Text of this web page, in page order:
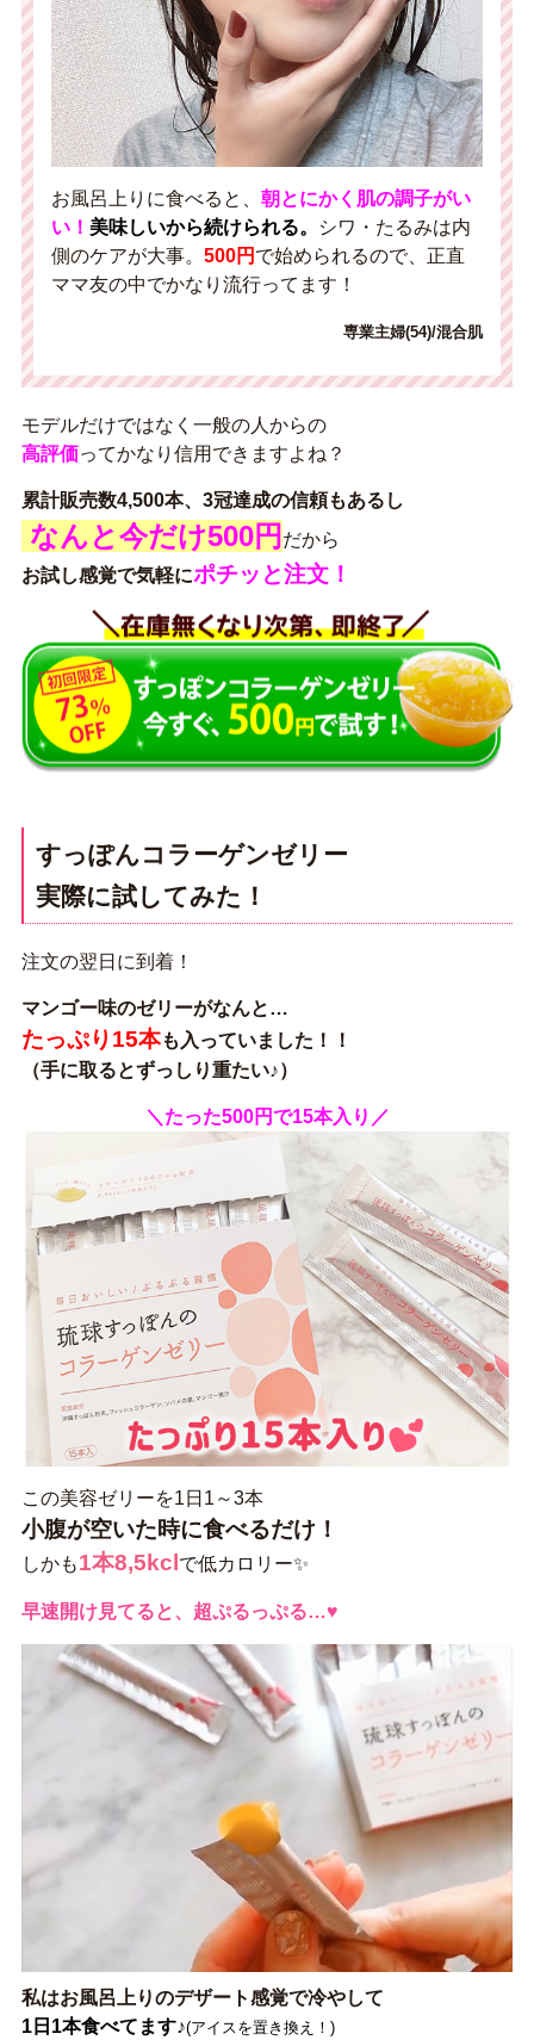
お風呂上りに食べると、 朝とにかく肌の調子がい
い！ 美味しいから続けられる。
シワ・たるみは内
側のケアが大事。 500円 で始められるので、正直
ママ友の中でかなり流行ってます！
専業主婦(54)/混合肌
モデルだけではなく一般の人からの
高評価ってかなり信用できますよね？
累計販売数4,500本、3冠達成の信頼もあるし
なんと今だけ500円 だから
お試し感覚で気軽にポチッと注文！
すっぽんコラーゲンゼリー
実際に試してみた！
注文の翌日に到着！
マンゴー味のゼリーがなんと…
たっぷり15本も入っていました！！
（手に取るとずっしり重たい♪）
＼たった500円で15本入り／
この美容ゼリーを1日1～3本
小腹が空いた時に食べるだけ！
しかも1本8,5kcl で低カロリー✨
早速開け見てると、超ぷるっぷる…♥
私はお風呂上りのデザート感覚で冷やして
1日1本食べてます♪(アイスを置き換え！)